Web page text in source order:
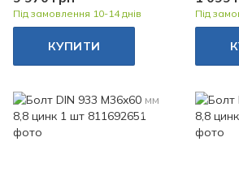
Під замовлення 10-14 днів
КУПИТИ
Під